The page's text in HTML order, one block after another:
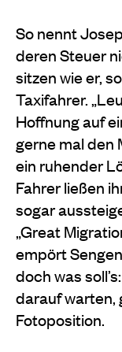
So nennt
deren Steuer
sitzen wie er,
Taxifahrer.
Hoffnung auf
gerne mal den
ein ruhender
Fahrer ließen
sogar
„Great
empört
doch was
darauf warten,
Fotoposition.